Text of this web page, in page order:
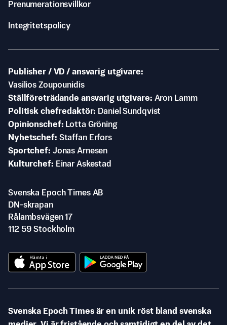
Prenumerationsvillkor
Integritetspolicy
Publisher / VD / ansvarig utgivare
Vasilios Zoupounidis
Ställföreträdande ansvarig utgivare Aron Lamm
Politisk chefredaktör
Daniel Sundqvist
Opinionschef
Lotta Gröning
Nyhetschef Staffan Erfors
Sportchef Jonas Arnesen
Kulturchef
Einar Askestad
Svenska Epoch Times AB
DN-skrapan
Rålambsvägen 17
112 59 Stockholm
Svenska Epoch Times är en unik röst bland svenska